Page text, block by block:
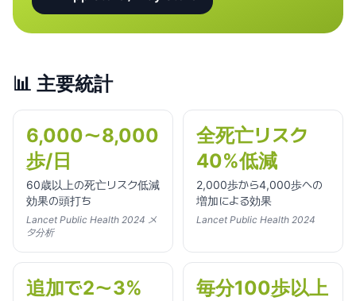
📊 主要統計
6,000〜8,000
歩/日
60歳以上の死亡リスク低減
効果の頭打ち
Lancet Public Health 2024 メ
タ分析
全死亡リスク
40%低減
2,000歩から4,000歩への
増加による効果
Lancet Public Health 2024
追加で2〜3%
毎分100歩以上